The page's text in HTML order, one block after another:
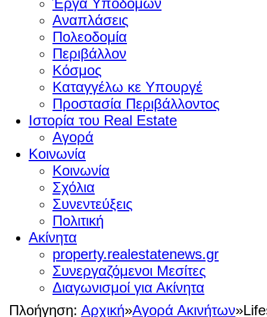
Αναπλάσεις
Πολεοδομία
Περιβάλλον
Κόσμος
Καταγγέλω κε Υπουργέ
Προστασία Περιβάλλοντος
Ιστορία του Real Estate
Αγορά
Κοινωνία
Κοινωνία
Σχόλια
Συνεντεύξεις
Πολιτική
Ακίνητα
property.realestatenews.gr
Συνεργαζόμενοι Μεσίτες
Διαγωνισμοί για Ακίνητα
Πλοήγηση: Αρχική»Αγορά Ακινήτων»